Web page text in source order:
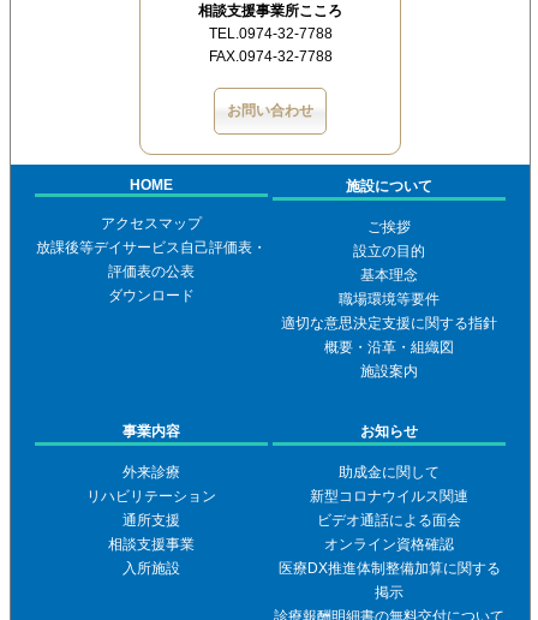
相談支援事業所こころ
TEL.0974-32-7788
FAX.0974-32-7788
お問い合わせ
HOME
アクセスマップ
放課後等デイサービス自己評価表・
評価表の公表
ダウンロード
施設について
ご挨拶
設立の目的
基本理念
職場環境等要件
適切な意思決定支援に関する指針
概要・沿革・組織図
施設案内
事業内容
外来診療
リハビリテーション
通所支援
相談支援事業
入所施設
お知らせ
助成金に関して
新型コロナウイルス関連
ビデオ通話による面会
オンライン資格確認
医療DX推進体制整備加算に関する
掲示
診療報酬明細書の無料交付について